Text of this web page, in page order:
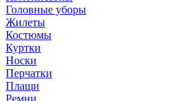
Головные уборы
Жилеты
Костюмы
Куртки
Носки
Перчатки
Плащи
Ремни